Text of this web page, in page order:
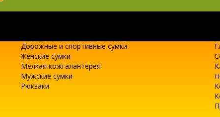
Дорожные и спортивные сумки
Женские сумки
Мелкая кожгалантерея
Мужские сумки
Рюкзаки